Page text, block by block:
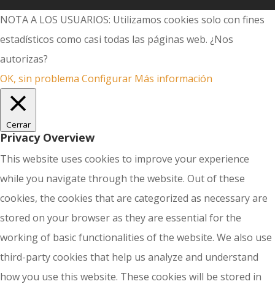
NOTA A LOS USUARIOS: Utilizamos cookies solo con fines
estadísticos como casi todas las páginas web. ¿Nos
autorizas?
OK, sin problema Configurar Más información
Cerrar
Privacy Overview
This website uses cookies to improve your experience
while you navigate through the website. Out of these
cookies, the cookies that are categorized as necessary are
stored on your browser as they are essential for the
working of basic functionalities of the website. We also use
third-party cookies that help us analyze and understand
how you use this website. These cookies will be stored in